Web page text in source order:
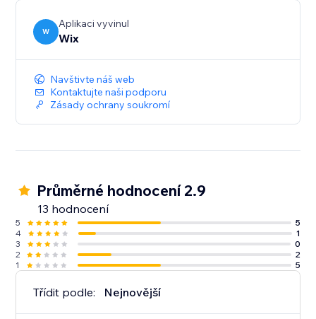
W
Aplikaci vyvinul
Wix
Navštivte náš web
Kontaktujte naši podporu
Zásady ochrany soukromí
Průměrné hodnocení 2.9
13 hodnocení
5
5
4
1
3
0
2
2
1
5
Třídit podle: Nejnovější